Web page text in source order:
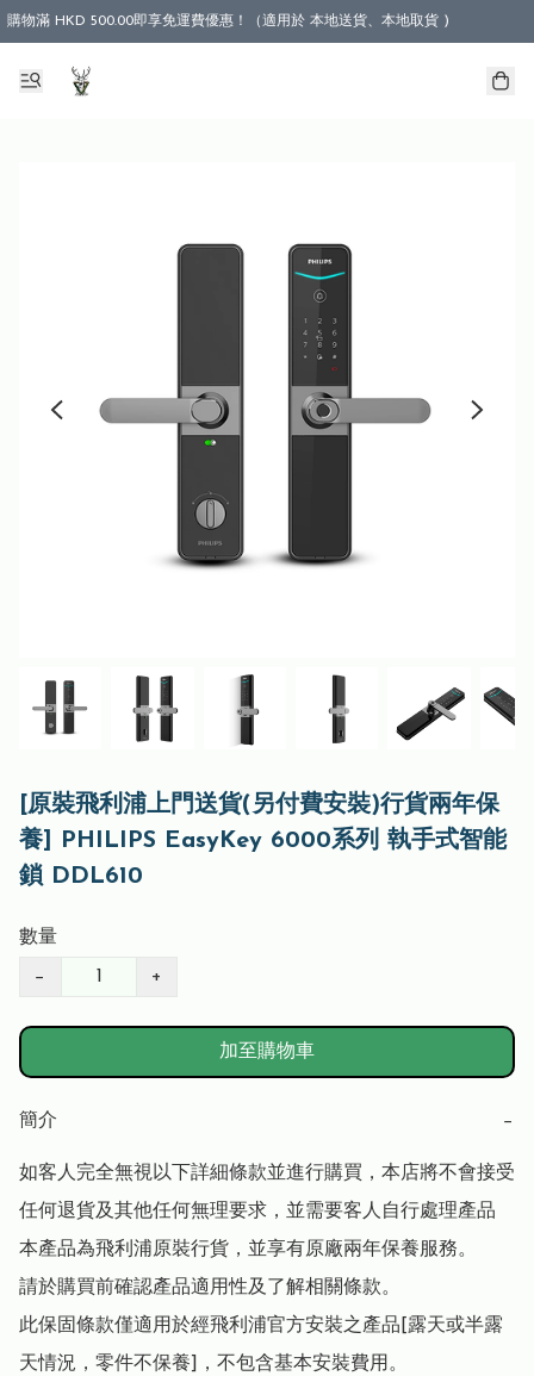
購物滿 HKD 500.00即享免運費優惠！（適用於 本地送貨、本地取貨 )
[原裝飛利浦上門送貨(另付費安裝)行貨兩年保
養] PHILIPS EasyKey 6000系列 執手式智能
鎖 DDL610
數量
− +
加至購物車
簡介 −
如客人完全無視以下詳細條款並進行購買，本店將不會接受
任何退貨及其他任何無理要求，並需要客人自行處理產品
本產品為飛利浦原裝行貨，並享有原廠兩年保養服務。
請於購買前確認產品適用性及了解相關條款。
此保固條款僅適用於經飛利浦官方安裝之產品[露天或半露
天情況，零件不保養]，不包含基本安裝費用。